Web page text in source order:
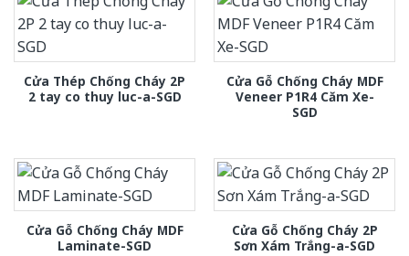
Cửa Thép Chống Cháy 2P
2 tay co thuy luc-a-SGD
Cửa Gỗ Chống Cháy MDF
Veneer P1R4 Căm Xe-
SGD
Cửa Gỗ Chống Cháy MDF
Laminate-SGD
Cửa Gỗ Chống Cháy 2P
Sơn Xám Trắng-a-SGD